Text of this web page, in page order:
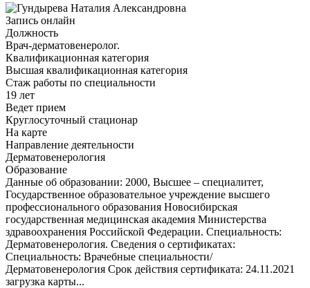
Запись онлайн
Должность
Врач-дерматовенеролог.
Квалификационная категория
Высшая квалификационная категория
Стаж работы по специальности
19 лет
Ведет прием
Круглосуточный стационар
На карте
Направление деятельности
Дерматовенерология
Образование
Данные об образовании: 2000, Высшее – специалитет,
Государственное образовательное учреждение высшего
профессионального образования Новосибирская
государственная медицинская академия Министерства
здравоохранения Российской Федерации. Специальность:
Дерматовенерология. Сведения о сертификатах:
Специальность: Врачебные специальности/
Дерматовенерология Срок действия сертификата: 24.11.2021
загрузка карты...